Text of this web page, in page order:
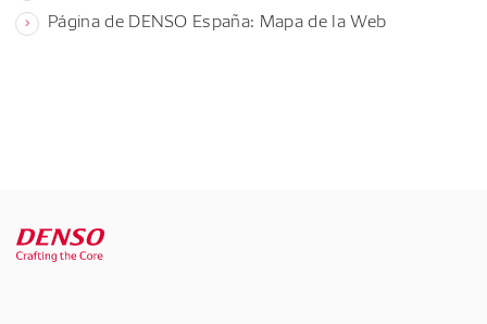
Página de DENSO España: Mapa de la Web